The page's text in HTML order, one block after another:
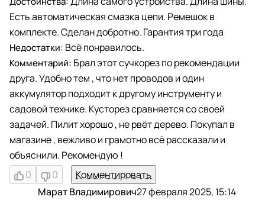
Есть автоматическая смазка цепи. Ремешок в
комплекте. Сделан добротно. Гарантия три года
Всё понравилось.
Брал этот сучкорез по рекомендации
друга. Удобно тем , что нет проводов и один
аккумулятор подходит к другому инструменту и
садовой технике. Кусторез сравняется со своей
задачей. Пилит хорошо , не рвёт дерево. Покупал в
магазине , вежливо и грамотно всё рассказали и
объяснили. Рекомендую !
0
0
Комментировать
Марат Владимирович27 февраля 2025, 15:14